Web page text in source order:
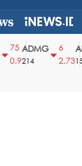
75
0.9
ADMG
214
2.73